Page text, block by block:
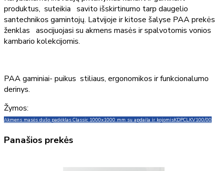
produktus, suteikia savito išskirtinumo tarp daugelio
santechnikos gamintojų. Latvijoje ir kitose šalyse PAA prekės
ženklas asocijuojasi su akmens masės ir spalvotomis vonios
kambario kolekcijomis.
PAA gaminiai- puikus stiliaus, ergonomikos ir funkcionalumo
derinys.
Žymos:
Akmens masės dušo padėklas Classic 1000x1000 mm su apdaila ir kojomisKDPCLKV100/00
Panašios prekės